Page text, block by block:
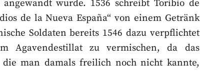
wurde. 1536 schreibt Toribio de
de la Nueva España“ von einem Getränk
Soldaten bereits 1546 dazu verpflichtet
Agavendestillat zu vermischen, da das
man damals freilich noch nicht kannte,